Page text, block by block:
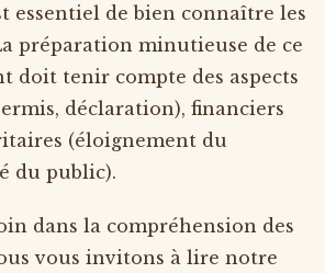
essentiel de bien connaître les
préparation minutieuse de ce
doit tenir compte des aspects
déclaration), financiers
(éloignement du
du public).
dans la compréhension des
vous invitons à lire notre